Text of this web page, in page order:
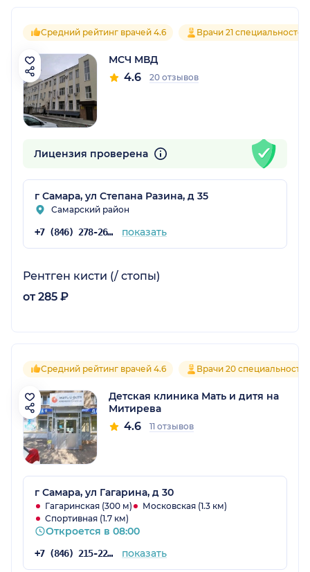
Средний рейтинг врачей 4.6 Врачи 21 специальностей
МСЧ МВД
4.6 20 отзывов
Лицензия проверена
г Самара, ул Степана Разина, д 35
Самарский район
+7 (846) 278-26-68 показать
Рентген кисти (/ стопы)
от 285 ₽
Средний рейтинг врачей 4.6 Врачи 20
Детская клиника Мать и дитя на
Митирева
4.6 11 отзывов
г Самара, ул Гагарина, д 30
Гагаринская (300 м)
Московская (1.3 км)
Спортивная (1.7 км)
Откроется в 08:00
+7 (846) 215-22-03 показать